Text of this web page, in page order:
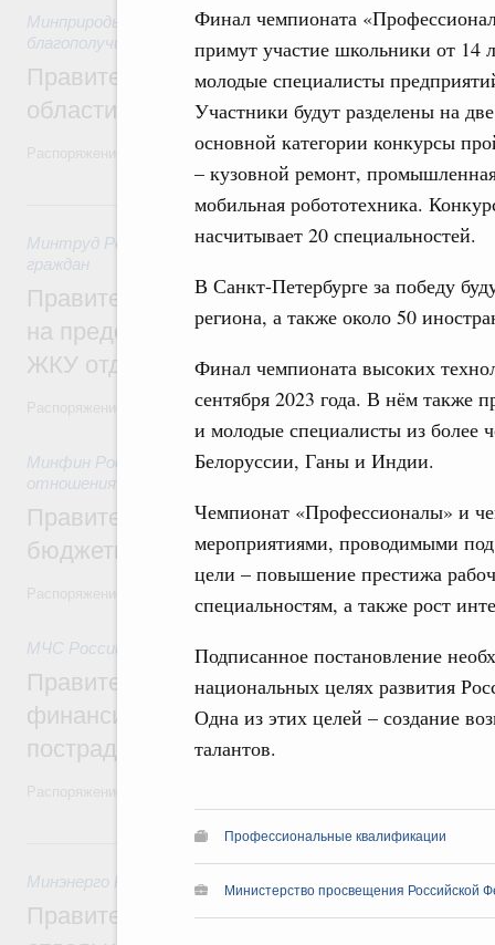
Финал чемпионата
примут участие школьники от 14
молодые специалисты
Участники будут разделены на
основной категории конкурсы
– кузовной ремонт,
мобильная робототехника.
насчитывает 20 специальностей.
В Санкт-Петербурге за победу
региона, а также около 50
Финал чемпионата высоких
сентября 2023 года. В нём также
и молодые специалисты из более
Белоруссии, Ганы и Индии.
Чемпионат «Профессионалы» и
мероприятиями, проводимыми
цели – повышение престижа
специальностям, а также рост
Подписанное постановление
национальных целях развития
Одна из этих целей – создание
талантов.
Профессиональные квалификации
Министерство просвещения Российской
Минприроды России 5 августа 2026,Национальный
благополучие»
Правительство увеличило объём
области в рамках федерального
Распоряжение от 3 августа 2026 года №2067-р
31 июля, пятница
Минтруд России 31 июля 2026,Социальная поддержка
граждан
Правительство направит регионам
на предоставление мер социальной
ЖКУ отдельным категориям граждан
Распоряжение от 30 июля 2026 года №2032-р
Минфин России 31 июля 2026,Бюджеты субъектов
отношения
Правительство спишет часть
бюджетным кредитам ещё двум
МЧС России 31 июля 2026 Чрезвычайные ситуации и
Правительство выделило
финансирование Дагестану и Чечне на
пострадавшим от наводнения
30 июля, четверг
Минэнерго России ФАС России Оборот
Правительство ввело новый временный